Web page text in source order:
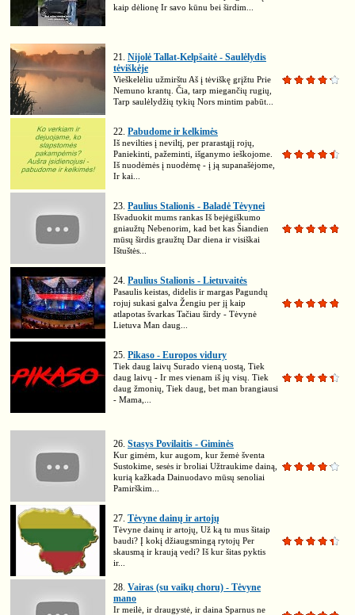
kaip dėlionę Ir savo kūnu bei širdim...
21. Nijolė Tallat-Kelpšaitė - Saulėlydis
tėviškėje
Vieškelėliu užmirštu Aš į tėviškę grįžtu Prie
Nemuno krantų. Čia, tarp miegančių rugių,
Tarp saulėlydžių tykių Nors mintim pabūt...
22. Pabudome ir kelkimės
Iš nevilties į neviltį, per prarastąjį rojų,
Paniekinti, pažeminti, išganymo ieškojome.
Iš nuodėmės į nuodėmę - į ją supanašėjome,
Ir kai...
23. Paulius Stalionis - Baladė Tėvynei
Išvaduokit mums rankas Iš bejėgiškumo
gniaužtų Nebenorim, kad bet kas Šiandien
mūsų širdis graužtų Dar diena ir visiškai
Ištuštės...
24. Paulius Stalionis - Lietuvaitės
Pasaulis keistas, didelis ir margas Pagundų
rojuj sukasi galva Žengiu per jį kaip
atlapotas švarkas Tačiau širdy - Tėvynė
Lietuva Man daug...
25. Pikaso - Europos vidury
Tiek daug laivų Surado vieną uostą, Tiek
daug laivų - Ir mes vienam iš jų visų. Tiek
daug žmonių, Tiek daug, bet man brangiausi
- Mama,...
26. Stasys Povilaitis - Giminės
Kur gimėm, kur augom, kur žemė šventa
Sustokime, sesės ir broliai Užtraukime dainą,
kurią kažkada Dainuodavo mūsų senoliai
Pamirškim...
27. Tėvyne dainų ir artojų
Tėvyne dainų ir artojų, Už ką tu mus šitaip
baudi? Į kokį džiaugsmingą rytojų Per
skausmą ir kraują vedi? Iš kur šitas pyktis
ir...
28. Vairas (su vaikų choru) - Tėvyne
mano
Ir meilė, ir draugystė, ir daina Sparnus ne